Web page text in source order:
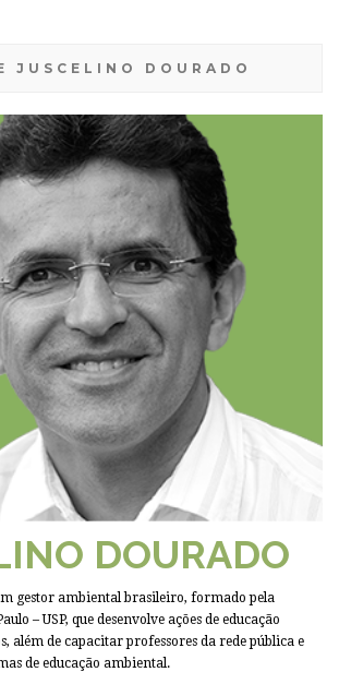
JUSCELINO DOURADO
DOURADO
gestor ambiental brasileiro, formado pela
– USP, que desenvolve ações de educação
além de capacitar professores da rede pública e
de educação ambiental.